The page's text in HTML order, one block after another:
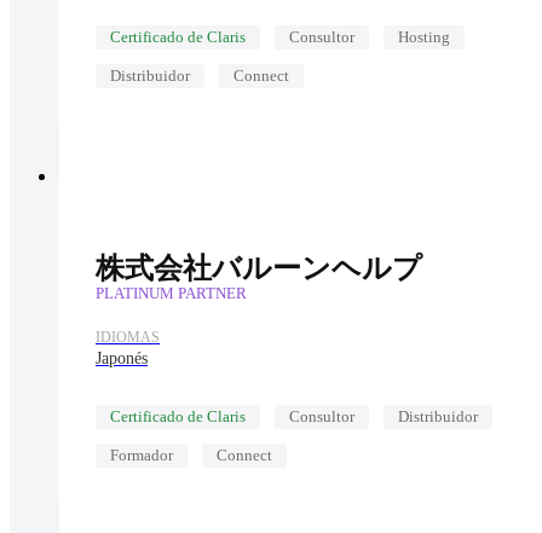
Certificado de Claris Consultor Hosting
Distribuidor Connect
株式会社バルーンヘルプ
PLATINUM PARTNER
IDIOMAS
Japonés
Certificado de Claris Consultor Distribuidor
Formador Connect